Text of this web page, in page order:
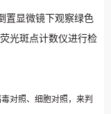
置显微镜下观察绿色
光斑点计数仪进行检
对照、细胞对照，来判